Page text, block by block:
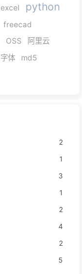
excel python
freecad
OSS
阿里云
字体
md5
2
1
3
1
2
4
2
5